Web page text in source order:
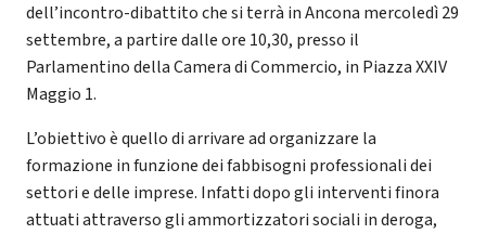
dell’incontro-dibattito che si terrà in Ancona mercoledì 29
settembre, a partire dalle ore 10,30, presso il
Parlamentino della Camera di Commercio, in Piazza XXIV
Maggio 1.
L’obiettivo è quello di arrivare ad organizzare la
formazione in funzione dei fabbisogni professionali dei
settori e delle imprese. Infatti dopo gli interventi finora
attuati attraverso gli ammortizzatori sociali in deroga,